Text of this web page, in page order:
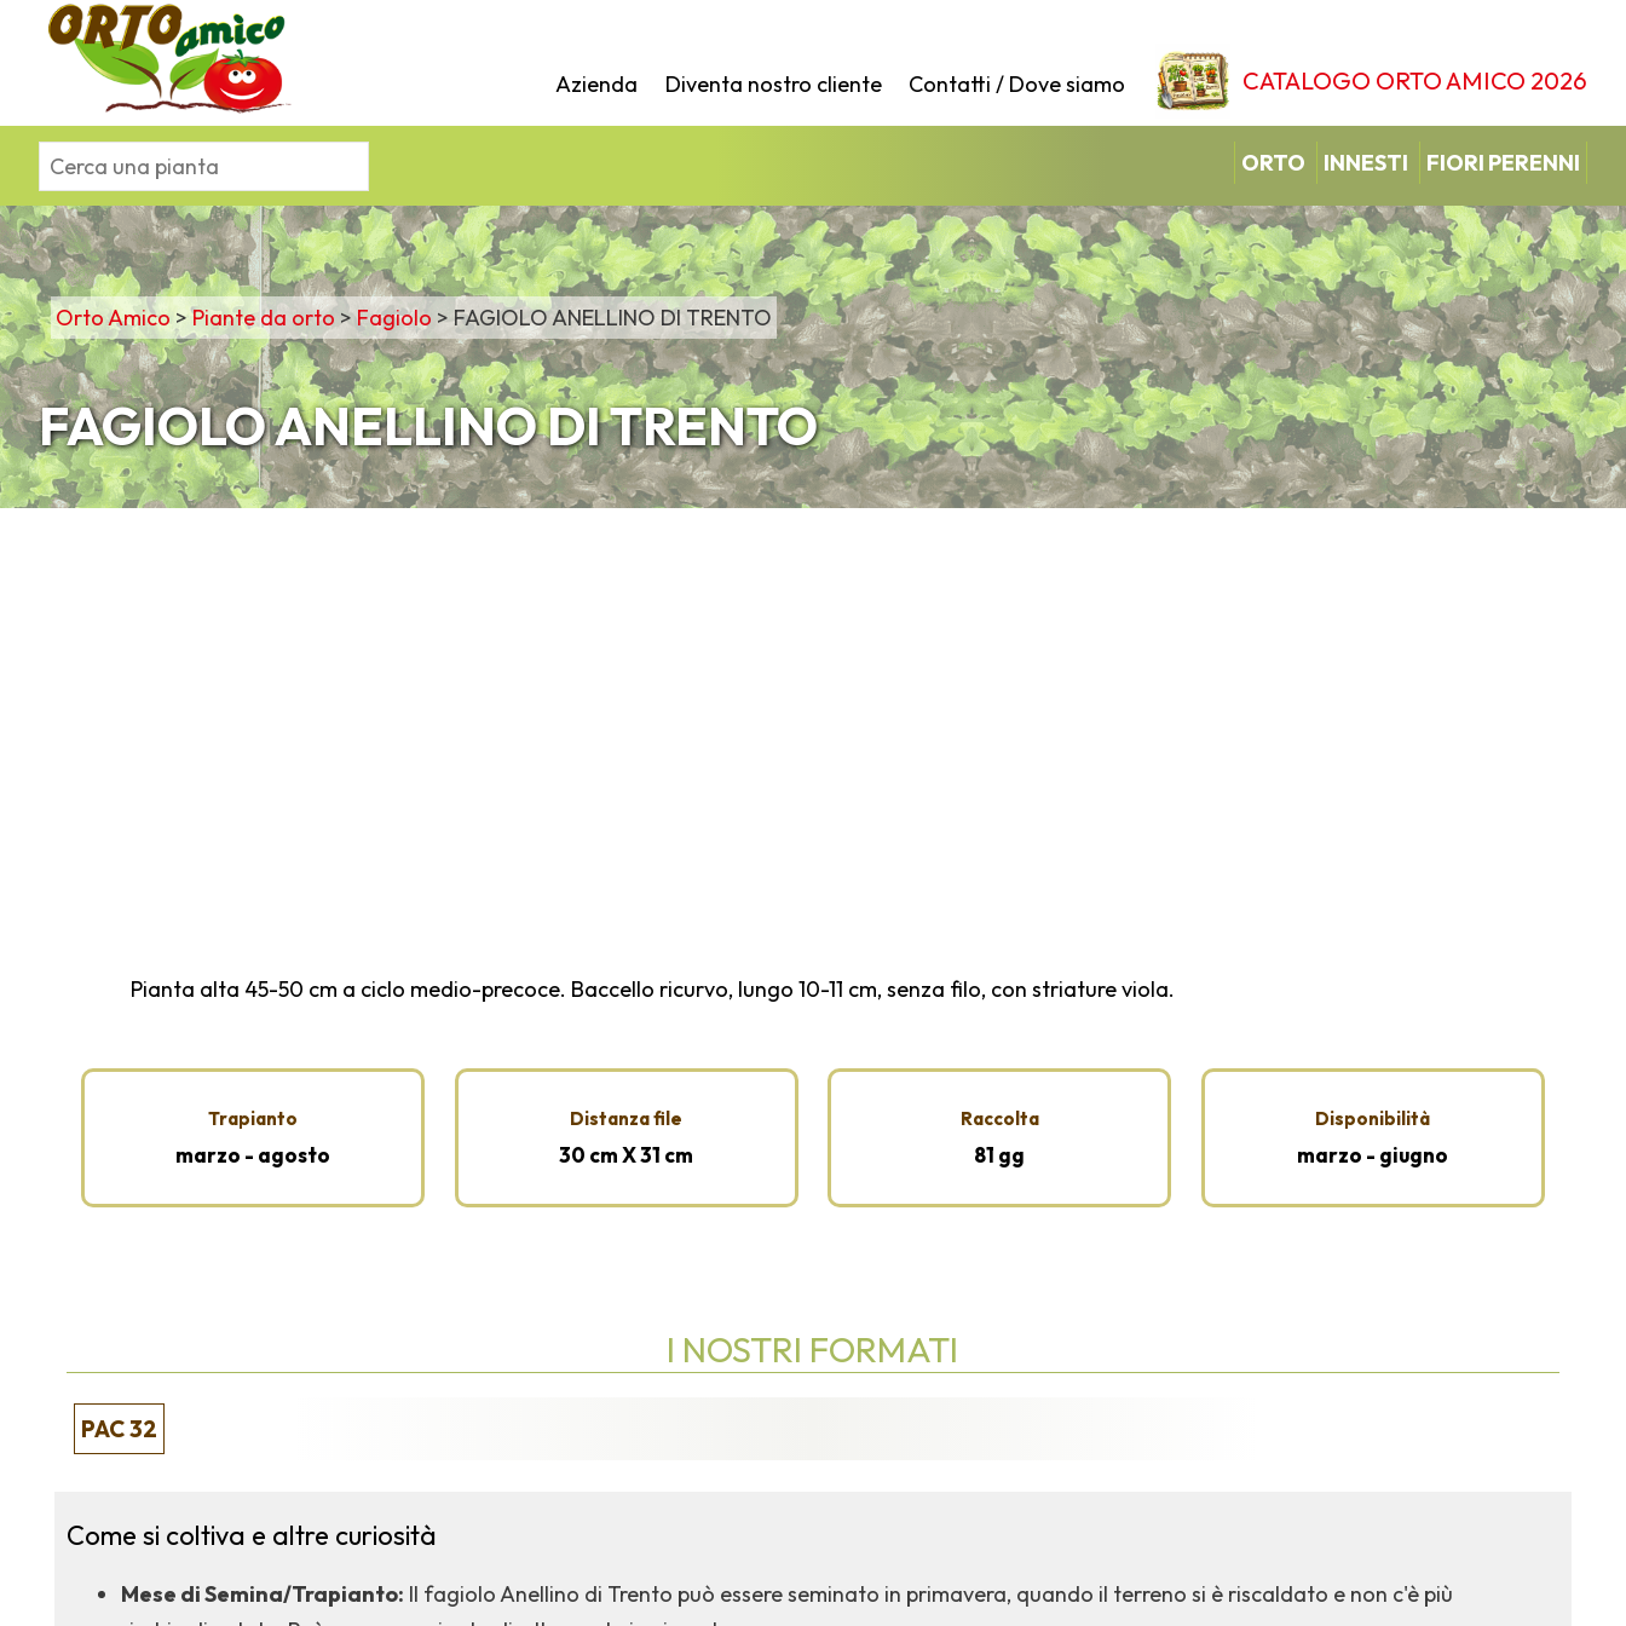
Azienda Diventa nostro cliente Contatti / Dove siamo CATALOGO ORTO AMICO 2026
ORTO INNESTI FIORI PERENNI
Orto Amico >Piante da orto >Fagiolo >FAGIOLO ANELLINO DI TRENTO
FAGIOLO ANELLINO DI TRENTO
Pianta alta 45-50 cm a ciclo medio-precoce. Baccello ricurvo, lungo 10-11 cm, senza filo, con striature viola.
Trapianto
marzo - agosto
Distanza file
30 cm X 31 cm
Raccolta
81 gg
Disponibilità
marzo - giugno
I NOSTRI FORMATI
PAC 32
Come si coltiva e altre curiosità
Mese di Semina/Trapianto: Il fagiolo Anellino di Trento può essere seminato in primavera, quando il terreno si è riscaldato e non c'è più